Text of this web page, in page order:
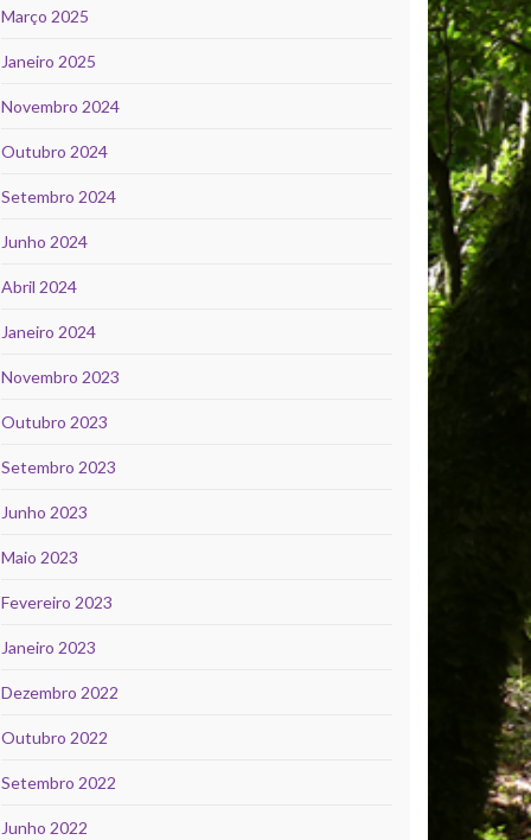
Março 2025
Janeiro 2025
Novembro 2024
Outubro 2024
Setembro 2024
Junho 2024
Abril 2024
Janeiro 2024
Novembro 2023
Outubro 2023
Setembro 2023
Junho 2023
Maio 2023
Fevereiro 2023
Janeiro 2023
Dezembro 2022
Outubro 2022
Setembro 2022
Junho 2022